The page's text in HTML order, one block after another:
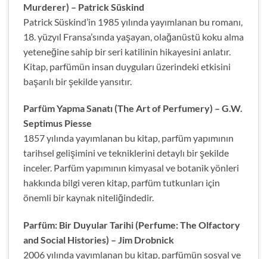
Murderer) – Patrick Süskind
Patrick Süskind’in 1985 yılında yayımlanan bu romanı,
18. yüzyıl Fransa’sında yaşayan, olağanüstü koku alma
yeteneğine sahip bir seri katilinin hikayesini anlatır.
Kitap, parfümün insan duyguları üzerindeki etkisini
başarılı bir şekilde yansıtır.
Parfüm Yapma Sanatı (The Art of Perfumery) – G.W.
Septimus Piesse
1857 yılında yayımlanan bu kitap, parfüm yapımının
tarihsel gelişimini ve tekniklerini detaylı bir şekilde
inceler. Parfüm yapımının kimyasal ve botanik yönleri
hakkında bilgi veren kitap, parfüm tutkunları için
önemli bir kaynak niteliğindedir.
Parfüm: Bir Duyular Tarihi (Perfume: The Olfactory
and Social Histories) – Jim Drobnick
2006 yılında yayımlanan bu kitap, parfümün sosyal ve